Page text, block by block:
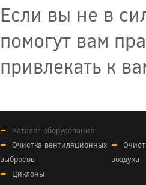
Если вы не в
помогут вам
привлекать к
Каталог оборудования
Очистка вентиляционных
выбросов
воздуха
Циклоны